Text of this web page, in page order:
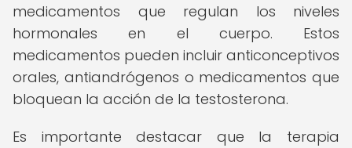
medicamentos que regulan los niveles
hormonales en el cuerpo. Estos
medicamentos pueden incluir anticonceptivos
orales, antiandrógenos o medicamentos que
bloquean la acción de la testosterona.
Es importante destacar que la terapia